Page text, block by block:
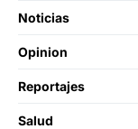
Noticias
Opinion
Reportajes
Salud